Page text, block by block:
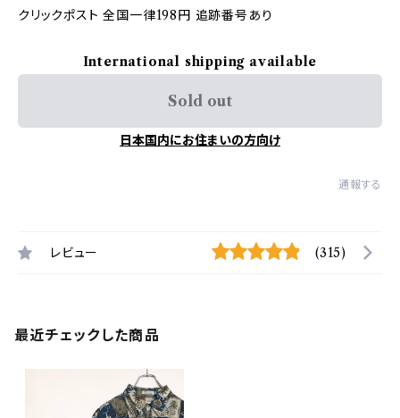
クリックポスト 全国一律198円 追跡番号あり
International shipping available
Sold out
日本国内にお住まいの方向け
通報する
レビュー (315)
最近チェックした商品